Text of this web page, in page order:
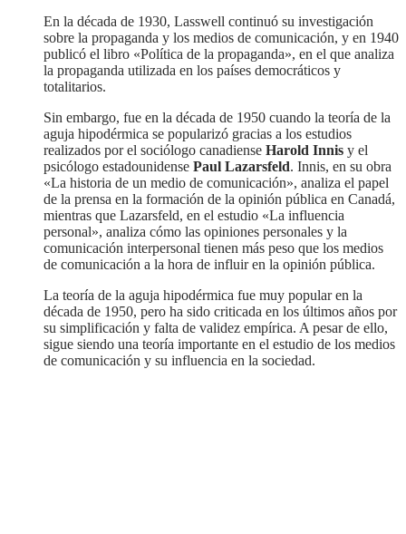
En la década de 1930, Lasswell continuó su investigación
sobre la propaganda y los medios de comunicación, y en 1940
publicó el libro «Política de la propaganda», en el que analiza
la propaganda utilizada en los países democráticos y
totalitarios.
Sin embargo, fue en la década de 1950 cuando la teoría de la
aguja hipodérmica se popularizó gracias a los estudios
realizados por el sociólogo canadiense Harold Innis y el
psicólogo estadounidense Paul Lazarsfeld. Innis, en su obra
«La historia de un medio de comunicación», analiza el papel
de la prensa en la formación de la opinión pública en Canadá,
mientras que Lazarsfeld, en el estudio «La influencia
personal», analiza cómo las opiniones personales y la
comunicación interpersonal tienen más peso que los medios
de comunicación a la hora de influir en la opinión pública.
La teoría de la aguja hipodérmica fue muy popular en la
década de 1950, pero ha sido criticada en los últimos años por
su simplificación y falta de validez empírica. A pesar de ello,
sigue siendo una teoría importante en el estudio de los medios
de comunicación y su influencia en la sociedad.